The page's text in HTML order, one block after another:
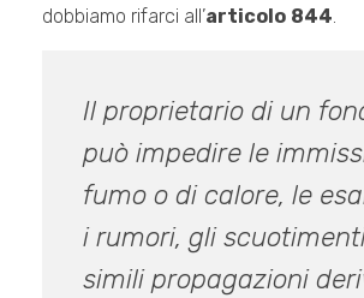
dobbiamo rifarci all’articolo 844
Il proprietario di un
può impedire le
fumo o di calore, le
i rumori, gli
simili propagazioni